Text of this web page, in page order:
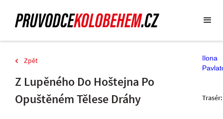
Trasér:
Zpět
Z Lupěného Do Hoštejna Po
Opuštěném Tělese Dráhy
Ilona